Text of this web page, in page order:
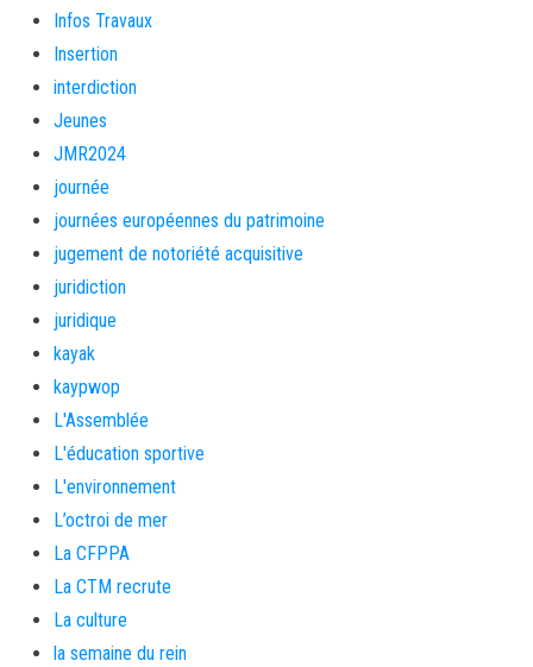
Infos Travaux
Insertion
interdiction
Jeunes
JMR2024
journée
journées européennes du patrimoine
jugement de notoriété acquisitive
juridiction
juridique
kayak
kaypwop
L'Assemblée
L'éducation sportive
L'environnement
L’octroi de mer
La CFPPA
La CTM recrute
La culture
la semaine du rein